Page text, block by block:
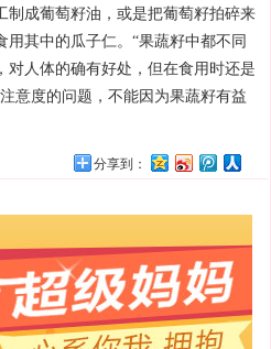
成葡萄籽油，或是把葡萄籽拍碎来
其中的瓜子仁。“果蔬籽中都不同
人体的确有好处，但在食用时还是
意度的问题，不能因为果蔬籽有益
分享到：